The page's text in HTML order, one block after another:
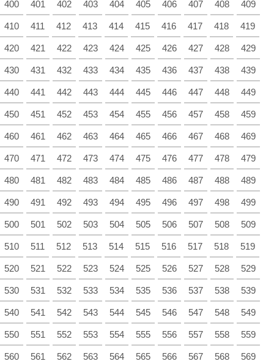
400 401 402 403 404 405 406 407 408 409
410 411 412 413 414 415 416 417 418 419
420 421 422 423 424 425 426 427 428 429
430 431 432 433 434 435 436 437 438 439
440 441 442 443 444 445 446 447 448 449
450 451 452 453 454 455 456 457 458 459
460 461 462 463 464 465 466 467 468 469
470 471 472 473 474 475 476 477 478 479
480 481 482 483 484 485 486 487 488 489
490 491 492 493 494 495 496 497 498 499
500 501 502 503 504 505 506 507 508 509
510 511 512 513 514 515 516 517 518 519
520 521 522 523 524 525 526 527 528 529
530 531 532 533 534 535 536 537 538 539
540 541 542 543 544 545 546 547 548 549
550 551 552 553 554 555 556 557 558 559
560 561 562 563 564 565 566 567 568 569